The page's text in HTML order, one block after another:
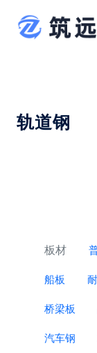
轨道钢
板材
船板
桥梁板
汽车钢